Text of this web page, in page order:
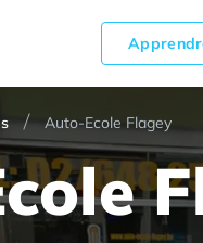
Auto-Ecole Flagey